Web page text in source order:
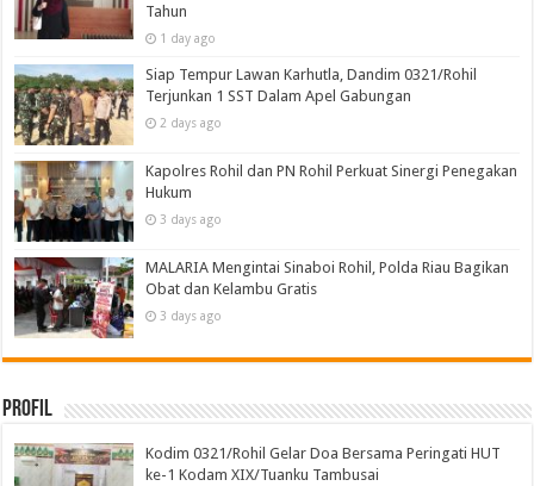
Tahun
1 day ago
Siap Tempur Lawan Karhutla, Dandim 0321/Rohil
Terjunkan 1 SST Dalam Apel Gabungan
2 days ago
Kapolres Rohil dan PN Rohil Perkuat Sinergi Penegakan
Hukum
3 days ago
MALARIA Mengintai Sinaboi Rohil, Polda Riau Bagikan
Obat dan Kelambu Gratis
3 days ago
Profil
Kodim 0321/Rohil Gelar Doa Bersama Peringati HUT
ke-1 Kodam XIX/Tuanku Tambusai